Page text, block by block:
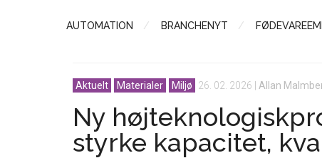
AUTOMATION BRANCHENYT
Aktuelt Materialer Miljø 26. 02. 2026 Allan
Ny
styrke kapacitet,